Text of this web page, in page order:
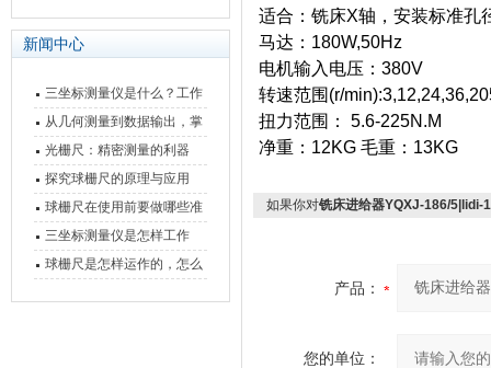
新闻中心
三坐标测量仪是什么？工作
原理、分类与核心功能一次
讲清
从几何测量到数据输出，掌
握万濠影像测量仪的六大核
心能力
光栅尺：精密测量的利器
探究球栅尺的原理与应用
球栅尺在使用前要做哪些准
备工作？
三坐标测量仪是怎样工作
的，功能有什么优势？
球栅尺是怎样运作的，怎么
适合：铣床X轴，安装标准孔
马达：180W,50Hz
电机输入电压：380V
转速范围(r/
扭力范围： 5.6-225N.M
净重：12KG 毛重：13KG
如果你对铣床进给器YQXJ-186/5|lidi-
产品：
您的单位：